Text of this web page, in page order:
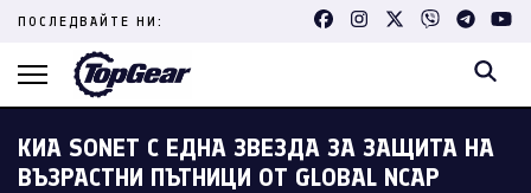
Skip
content
ПОСЛЕДВАЙТЕ НИ:
КИА SONET С ЕДНА ЗВЕЗДА ЗА ЗАЩИТА НА
ВЪЗРАСТНИ ПЪТНИЦИ ОТ GLOBAL NCAP